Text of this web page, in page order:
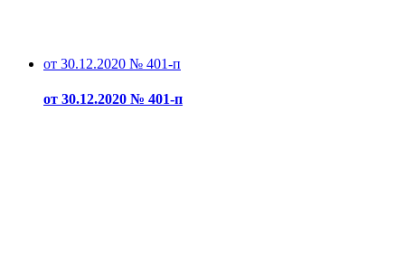
от 30.12.2020 № 401-п
от 30.12.2020 № 401-п